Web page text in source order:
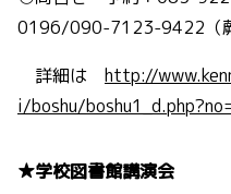
0196/090-7123-9422（
詳細は http://
i/boshu/
★学校図書館講演会